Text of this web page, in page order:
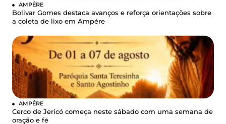
AMPÉRE
Bolivar Gomes destaca avanços e reforça orientações sobre
a coleta de lixo em Ampére
AMPÉRE
Cerco de Jericó começa neste sábado com uma semana de
oração e fé